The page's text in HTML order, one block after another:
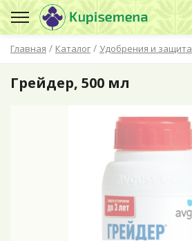
Главная / Каталог / Удобрения и защита
Грейдер, 500 мл